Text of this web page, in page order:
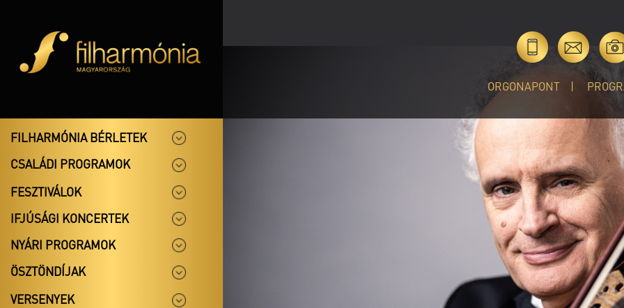
ORGONAPONT
FILHARMÓNIA BÉRLETEK
CSALÁDI PROGRAMOK
FESZTIVÁLOK
IFJÚSÁGI KONCERTEK
NYÁRI PROGRAMOK
ÖSZTÖNDÍJAK
VERSENYEK